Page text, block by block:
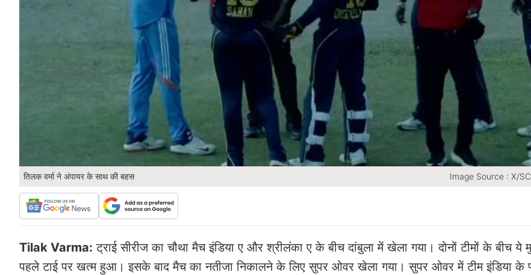
तिलक वर्मा ने अंपायर के साथ की बहस Image Source : X/
Tilak Varma: ट्राई सीरीज का चौथा मैच इंडिया ए और श्रीलंका ए के बीच दांबुला में खेला गया। दोनों टीमों के बीच ये
पहले टाई पर खत्म हुआ। इसके बाद मैच का नतीजा निकालने के लिए सुपर ओवर खेला गया। सुपर ओवर में टीम इंडिया के